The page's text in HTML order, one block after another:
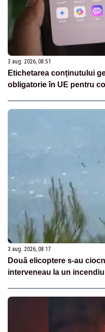
3 aug. 2026, 08:51
Etichetarea conținutului
obligatorie în UE pentru
3 aug. 2026, 08:17
Două elicoptere s-au
interveneau la un